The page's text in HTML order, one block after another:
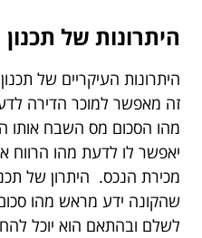
היתרונות של
היתרונות העיקריים של
זה מאפשר למוכר הדירה
מהו הסכום מס השבח אותו
יאפשר לו לדעת מהו הרווח
מכירת הנכס. היתרון של
שהקונה ידע מראש מהו
לשלם ובהתאם הוא יוכל